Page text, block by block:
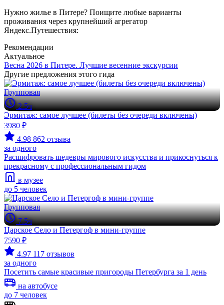
Нужно жилье в Питере? Поищите любые варианты
проживания через крупнейший агрегатор
Яндекс.Путешествия:
Рекомендации
Актуальное
Весна 2026 в Питере. Лучшие весенние экскурсии
Другие предложения этого гида
Групповая
2.5ч
Эрмитаж: самое лучшее (билеты без очереди включены)
3980 ₽
4.98 862 отзыва
за одного
Расшифровать шедевры мирового искусства и прикоснуться к
прекрасному с профессиональным гидом
в музее
до 5 человек
Групповая
7.5ч
Царское Село и Петергоф в мини-группе
7590 ₽
4.97 117 отзывов
за одного
Посетить самые красивые пригороды Петербурга за 1 день
на автобусе
до 7 человек